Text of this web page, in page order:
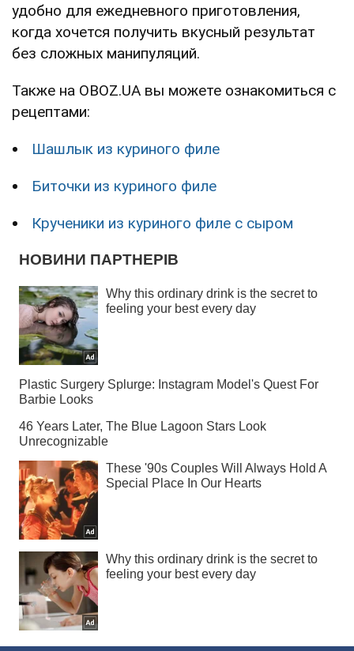
удобно для ежедневного приготовления,
когда хочется получить вкусный результат
без сложных манипуляций.
Также на OBOZ.UA вы можете ознакомиться с
рецептами:
Шашлык из куриного филе
Биточки из куриного филе
Крученики из куриного филе с сыром